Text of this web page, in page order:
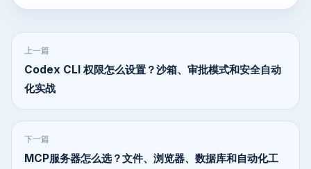
上一篇
Codex CLI 权限怎么设置？沙箱、审批模式和安全自动
化实战
下一篇
MCP服务器怎么选？文件、浏览器、数据库和自动化工